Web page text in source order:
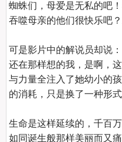
蜘蛛们，母爱是无私的吧
吞噬母亲的他们很快乐吧
可是影片中的解说员却说
还在那样想的我，是啊，
与力量全注入了她幼小的
的消耗，只是换了一种形式
生命是这样延续的，千百
如同诞生般那样美丽而又